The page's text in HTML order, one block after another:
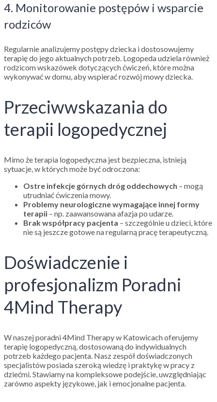
4. Monitorowanie postępów i wsparcie
rodziców
Regularnie analizujemy postępy dziecka i dostosowujemy
terapię do jego aktualnych potrzeb. Logopeda udziela również
rodzicom wskazówek dotyczących ćwiczeń, które można
wykonywać w domu, aby wspierać rozwój mowy dziecka.
Przeciwwskazania do
terapii logopedycznej
Mimo że terapia logopedyczna jest bezpieczna, istnieją
sytuacje, w których może być odroczona:
Ostre infekcje górnych dróg oddechowych – mogą
utrudniać ćwiczenia mowy.
Problemy neurologiczne wymagające innej formy
terapii – np. zaawansowana afazja po udarze.
Brak współpracy pacjenta – szczególnie u dzieci, które
nie są jeszcze gotowe na regularną pracę terapeutyczną.
Doświadczenie i
profesjonalizm Poradni
4Mind Therapy
W naszej poradni 4Mind Therapy w Katowicach oferujemy
terapię logopedyczną, dostosowaną do indywidualnych
potrzeb każdego pacjenta. Nasz zespół doświadczonych
specjalistów posiada szeroką wiedzę i praktykę w pracy z
dziećmi. Stawiamy na kompleksowe podejście, uwzględniając
zarówno aspekty językowe, jak i emocjonalne pacjenta.